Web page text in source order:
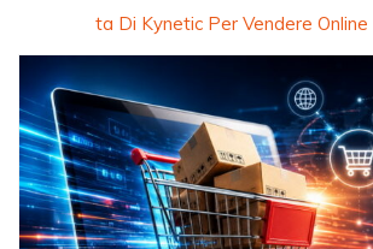
Ta Di Kynetic Per Vendere